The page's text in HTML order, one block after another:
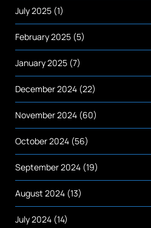
July 2025 (1)
February 2025 (5)
January 2025 (7)
December 2024 (22)
November 2024 (60)
October 2024 (56)
September 2024 (19)
August 2024 (13)
July 2024 (14)